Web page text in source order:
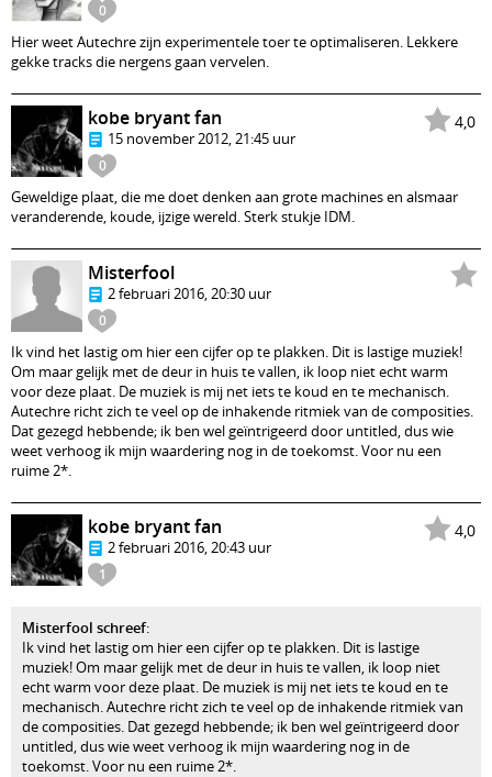
0
Hier weet Autechre zijn experimentele toer te optimaliseren. Lekkere
gekke tracks die nergens gaan vervelen.
4,0
0
kobe bryant fan
15 november 2012, 21:45 uur
Geweldige plaat, die me doet denken aan grote machines en alsmaar
veranderende, koude, ijzige wereld. Sterk stukje IDM.
0
Misterfool
2 februari 2016, 20:30 uur
Ik vind het lastig om hier een cijfer op te plakken. Dit is lastige muziek!
Om maar gelijk met de deur in huis te vallen, ik loop niet echt warm
voor deze plaat. De muziek is mij net iets te koud en te mechanisch.
Autechre richt zich te veel op de inhakende ritmiek van de composities.
Dat gezegd hebbende; ik ben wel geïntrigeerd door untitled, dus wie
weet verhoog ik mijn waardering nog in de toekomst. Voor nu een
ruime 2*.
4,0
1
kobe bryant fan
2 februari 2016, 20:43 uur
Misterfool schreef:
Ik vind het lastig om hier een cijfer op te plakken. Dit is lastige
muziek! Om maar gelijk met de deur in huis te vallen, ik loop niet
echt warm voor deze plaat. De muziek is mij net iets te koud en te
mechanisch. Autechre richt zich te veel op de inhakende ritmiek van
de composities. Dat gezegd hebbende; ik ben wel geïntrigeerd door
untitled, dus wie weet verhoog ik mijn waardering nog in de
toekomst. Voor nu een ruime 2*.